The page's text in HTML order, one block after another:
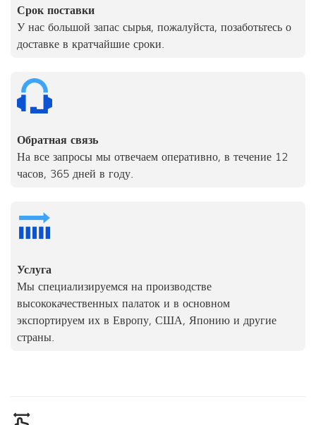
Срок поставки
У нас большой запас сырья, пожалуйста, позаботьтесь о
доставке в кратчайшие сроки.
Обратная связь
На все запросы мы отвечаем оперативно, в течение 12
часов, 365 дней в году.
Услуга
Мы специализируемся на производстве
высококачественных палаток и в основном
экспортируем их в Европу, США, Японию и другие
страны.